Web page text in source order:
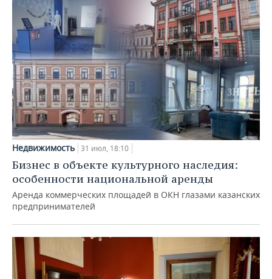
Недвижимость 31 июл, 18:10
Бизнес в объекте культурного наследия:
особенности национальной аренды
Аренда коммерческих площадей в ОКН глазами казанских
предпринимателей